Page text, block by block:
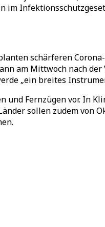
im
schärferen
am Mittwoch nach
„ein breites
Fernzügen vor. In
sollen zudem von